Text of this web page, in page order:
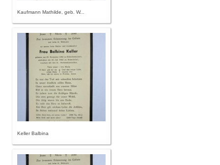
Kaufmann Mathilde, geb. W...
Keller Balbina